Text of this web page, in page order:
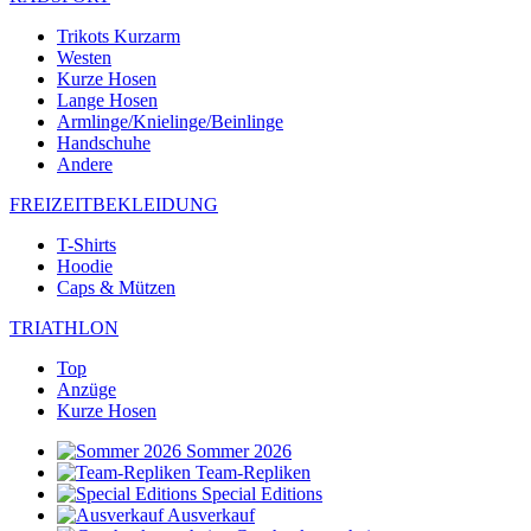
Trikots Kurzarm
Westen
Kurze Hosen
Lange Hosen
Armlinge/Knielinge/Beinlinge
Handschuhe
Andere
FREIZEITBEKLEIDUNG
T-Shirts
Hoodie
Caps & Mützen
TRIATHLON
Top
Anzüge
Kurze Hosen
Sommer 2026
Team-Repliken
Special Editions
Ausverkauf